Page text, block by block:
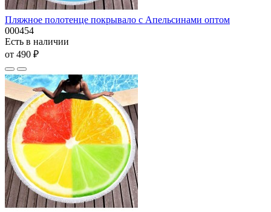
Пляжное полотенце покрывало с Апельсинами оптом
000454
Есть в наличии
от 490 ₽